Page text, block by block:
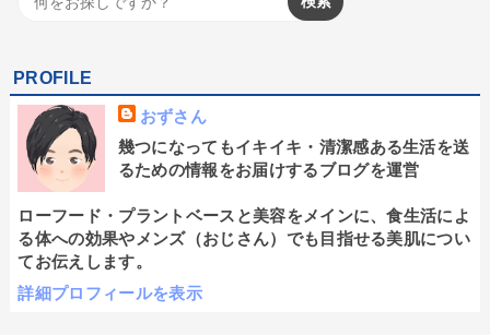
PROFILE
おずさん
幾つになってもイキイキ・清潔感ある生活を送
るための情報をお届けするブログを運営
ローフード・プラントベースと美容をメインに、食生活によ
る体への効果やメンズ（おじさん）でも目指せる美肌につい
てお伝えします。
詳細プロフィールを表示